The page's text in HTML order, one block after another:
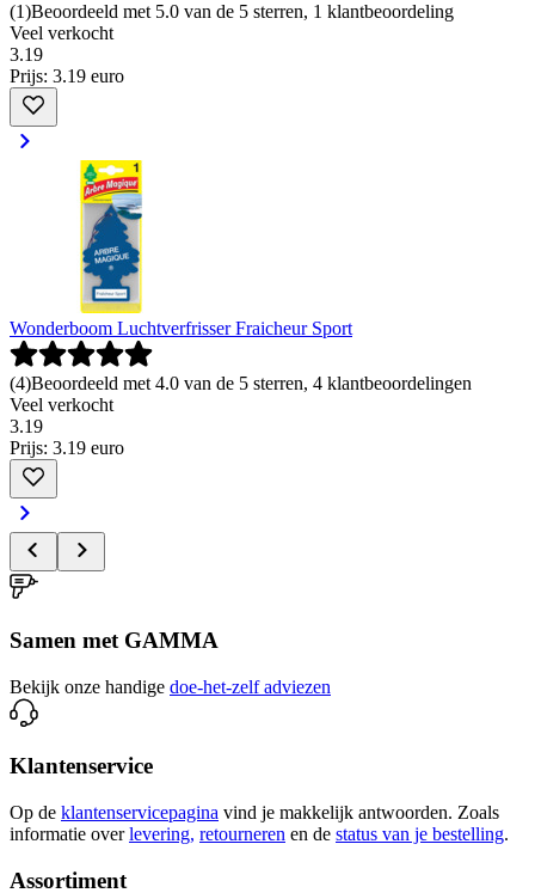
(1)Beoordeeld met 5.0 van de 5 sterren, 1 klantbeoordeling
Veel verkocht
3.19
Prijs: 3.19 euro
Wonderboom Luchtverfrisser Fraicheur Sport
(4)Beoordeeld met 4.0 van de 5 sterren, 4 klantbeoordelingen
Veel verkocht
3.19
Prijs: 3.19 euro
Samen met GAMMA
Bekijk onze handige doe-het-zelf adviezen
Klantenservice
Op de klantenservicepagina vind je makkelijk antwoorden. Zoals
informatie over levering, retourneren en de status van je bestelling.
Assortiment